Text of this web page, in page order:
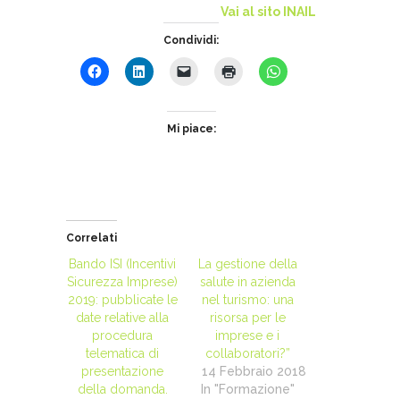
Vai al sito INAIL
Condividi:
Mi piace:
Correlati
Bando ISI (Incentivi
Sicurezza Imprese)
2019: pubblicate le
date relative alla
procedura
telematica di
presentazione
della domanda.
La gestione della
salute in azienda
nel turismo: una
risorsa per le
imprese e i
collaboratori?”
14 Febbraio 2018
In "Formazione"